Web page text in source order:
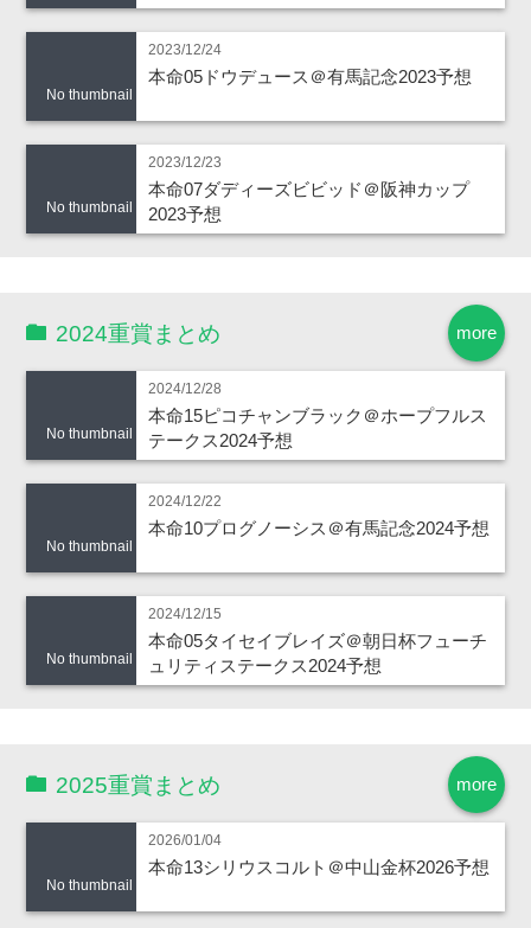
No thumbnail
2023/12/24
本命05ドウデュース＠有馬記念2023予想
No thumbnail
2023/12/23
本命07ダディーズビビッド＠阪神カップ
2023予想
more
2024重賞まとめ
No thumbnail
2024/12/28
本命15ピコチャンブラック＠ホープフルス
テークス2024予想
No thumbnail
2024/12/22
本命10プログノーシス＠有馬記念2024予想
No thumbnail
2024/12/15
本命05タイセイブレイズ＠朝日杯フューチ
ュリティステークス2024予想
more
2025重賞まとめ
No thumbnail
2026/01/04
本命13シリウスコルト＠中山金杯2026予想